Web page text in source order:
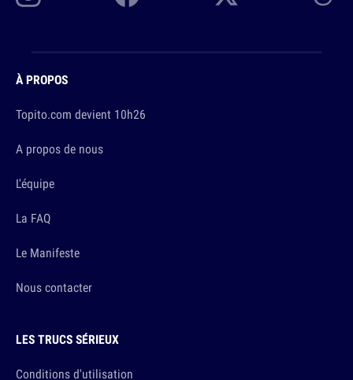
À PROPOS
Topito.com devient 10h26
A propos de nous
L'équipe
La FAQ
Le Manifeste
Nous contacter
LES TRUCS SÉRIEUX
Conditions d'utilisation